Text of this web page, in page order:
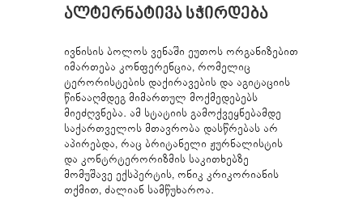
ᲐᲚᲢᲔᲠᲜᲐᲢᲘᲕᲐ ᲡᲭᲘᲠᲓᲔᲑᲐ
ივნისის ბოლოს ვენაში ეუთოს ორგანიზებით
იმართება კონფერენცია, რომელიც
ტერორისტების დაქირავების და აგიტაციის
წინააღმდეგ მიმართულ მოქმედებებს
მიეძღვნება. ამ სტატიის გამოქვეყნებამდე
საქართველოს მთავრობა დასწრებას არ
აპირებდა, რაც ბრიტანელი ჟურნალისტის
და კონტრტერორიზმის საკითხებზე
მომუშავე ექსპერტის, ონიკ კრიკორიანის
თქმით, ძალიან სამწუხაროა.